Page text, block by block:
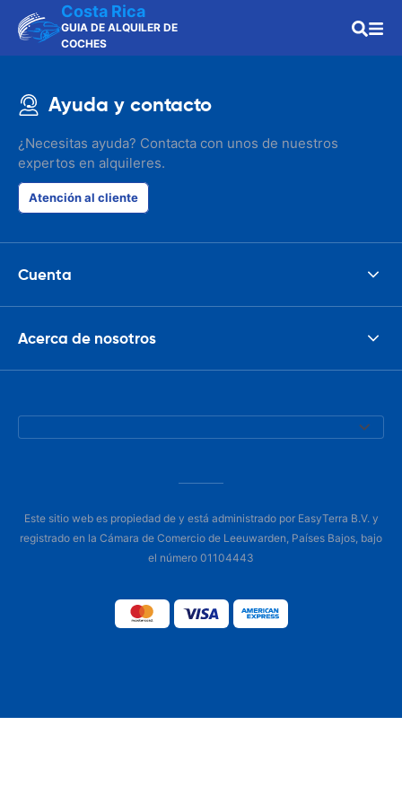
Costa Rica
GUIA DE ALQUILER DE
COCHES
Ayuda y contacto
¿Necesitas ayuda? Contacta con unos de nuestros
expertos en alquileres.
Atención al cliente
Cuenta
Acerca de nosotros
Este sitio web es propiedad de y está administrado por EasyTerra B.V. y
registrado en la Cámara de Comercio de Leeuwarden, Países Bajos, bajo
el número 01104443